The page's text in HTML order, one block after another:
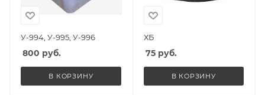
У-994, У-995, У-996
800 руб.
В КОРЗИНУ
ХБ
75руб.
В КОРЗИНУ